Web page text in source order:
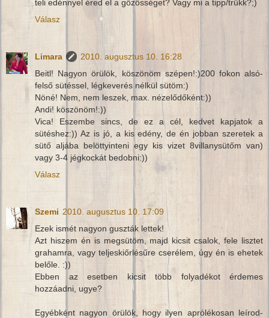
teli edénnyel éred el a gőzösséget? Vagy mi a tipp/trükk?;)
Válasz
Limara
2010. augusztus 10. 16:28
Beitl! Nagyon örülök, köszönöm szépen!:)200 fokon alsó-
felső sütéssel, légkeverés nélkül sütöm:)
Nöné! Nem, nem leszek, max. nézelődőként:))
Andi! köszönöm!:))
Vica! Eszembe sincs, de ez a cél, kedvet kapjatok a
sütéshez:)) Az is jó, a kis edény, de én jobban szeretek a
sütő aljába belöttyinteni egy kis vizet 8villanysütőm van)
vagy 3-4 jégkockát bedobni:))
Válasz
Szemi 2010. augusztus 10. 17:09
Ezek ismét nagyon guszták lettek!
Azt hiszem én is megsütöm, majd kicsit csalok, fele lisztet
grahamra, vagy teljeskiőrlésűre cserélem, úgy én is ehetek
belőle. :))
Ebben az esetben kicsit több folyadékot érdemes
hozzáadni, ugye?
Egyébként nagyon örülök, hogy ilyen aprólékosan leírod-